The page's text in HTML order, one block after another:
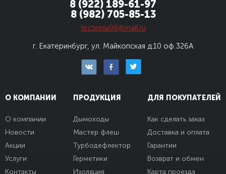
О КОМПАНИИ
О компании
Новости
Акции
Услуги
Контакты
ПРОДУКЦИЯ
Дымоходы
Мастер флеш
Турбодефлектор
Герметики
Изоляция
ДЛЯ ПОКУПАТЕЛЕЙ
Как сделать заказ
Доставка и оплата
Гарантии
Возврат и обмен
Карта проезда
8 (922) 189-61-97
8 (982) 705-85-13
tectepla96@mail.ru
г. Екатеринбург, ул. Майкопская д.10 оф.326А